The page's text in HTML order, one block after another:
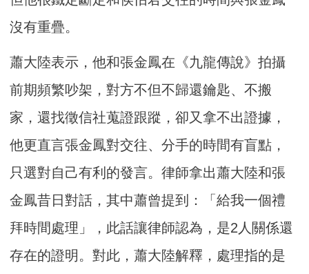
沒有重疊。
蕭大陸表示，他和張金鳳在《九龍傳說》拍攝
前期頻繁吵架，對方不但不歸還鑰匙、不搬
家，還找徵信社蒐證跟蹤，卻又拿不出證據，
他更直言張金鳳對交往、分手的時間有盲點，
只選對自己有利的發言。律師拿出蕭大陸和張
金鳳昔日對話，其中蕭曾提到：「給我一個禮
拜時間處理」，此話讓律師認為，是2人關係還
存在的證明。對此，蕭大陸解釋，處理指的是